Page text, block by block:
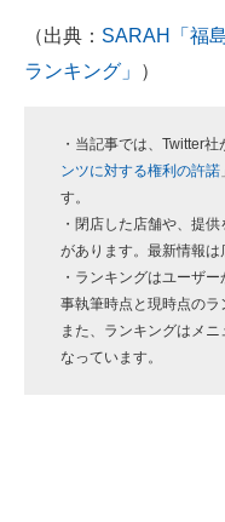
企業ITのトレンドを詳説
経営リーダーのコミュニ
企業向けIT製品の総合サ
IT製品の技術・比較・事
製造業のIT導入・活用を
（出典： SARAH「福
ランキング」
）
・当記事では、Twitter社
ンツに対する権利の許諾
す。
・閉店した店舗や、提
があります。最新情報は
・ランキングはユーザ
事執筆時点と現時点のラ
また、ランキングはメ
なっています。